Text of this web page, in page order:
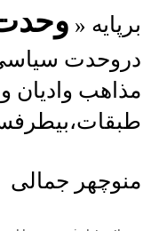
برپایه «
دروحدت
مذاهب وادیان
منوچهر جمالی